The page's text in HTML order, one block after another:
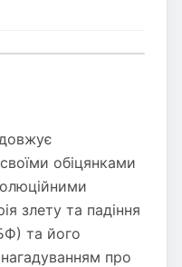
обіцянками
злету та падіння
та його
про